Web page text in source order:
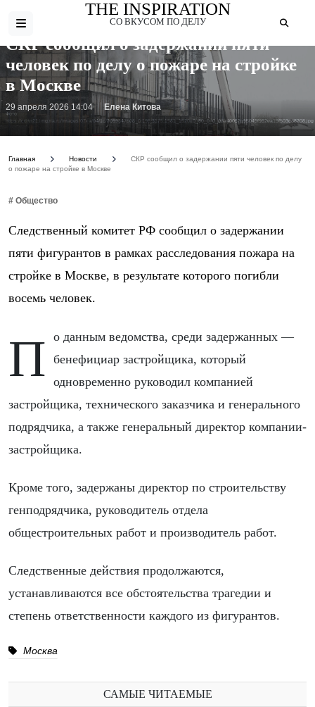
THE INSPIRATION
СО ВКУСОМ ПО ДЕЛУ
Фото:
https://cdnn21.img.ria.ru/images/07ea/04/1c/2089347908_0:195:3175:1981_1920x0_80_0_0_06a40052b95049f952ea15f503c88208.jpg
СКР сообщил о задержании пяти
человек по делу о пожаре на стройке
в Москве
29 апреля 2026 14:04 Елена Китова
Главная Новости
СКР сообщил о задержании пяти человек по делу
о пожаре на стройке в Москве
# Общество
Следственный комитет РФ сообщил о задержании
пяти фигурантов в рамках расследования пожара на
стройке в Москве, в результате которого погибли
восемь человек.
По данным ведомства, среди задержанных —
бенефициар застройщика, который
одновременно руководил компанией
застройщика, технического заказчика и генерального
подрядчика, а также генеральный директор компании-
застройщика.
Кроме того, задержаны директор по строительству
генподрядчика, руководитель отдела
общестроительных работ и производитель работ.
Следственные действия продолжаются,
устанавливаются все обстоятельства трагедии и
степень ответственности каждого из фигурантов.
Москва
САМЫЕ ЧИТАЕМЫЕ